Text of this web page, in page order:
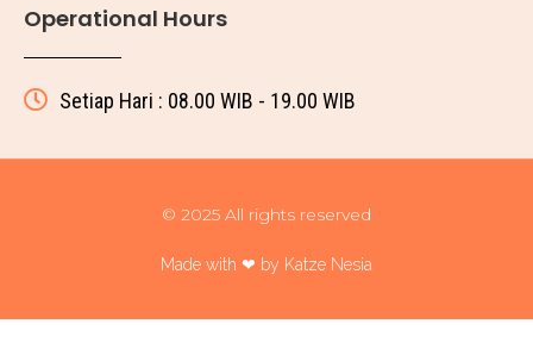
Operational Hours
Setiap Hari : 08.00 WIB - 19.00 WIB
© 2025 All rights reserved
Made with ❤ by Katze Nesia